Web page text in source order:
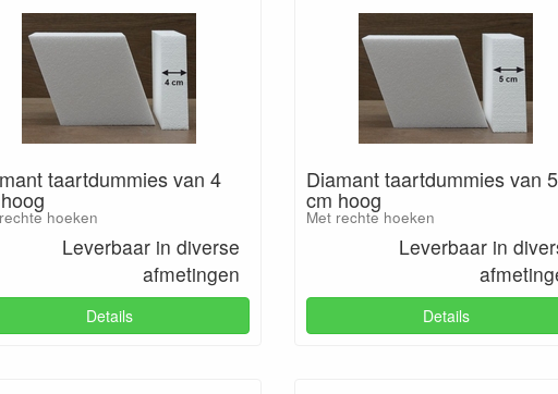
taartdummies van 4
hoeken
Leverbaar in diverse
afmetingen
Details
Diamant taartdummies van 5
cm hoog
Met rechte hoeken
Leverbaar in
Details